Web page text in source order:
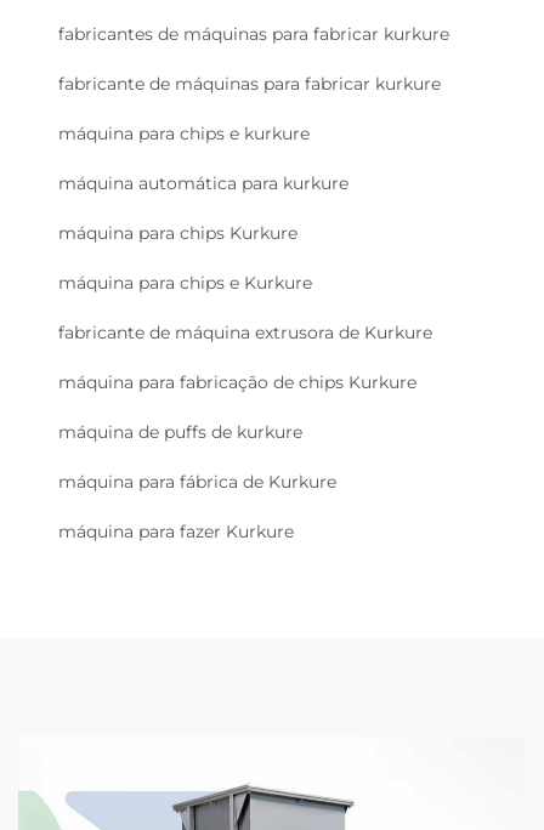
fabricantes de máquinas para fabricar kurkure
fabricante de máquinas para fabricar kurkure
máquina para chips e kurkure
máquina automática para kurkure
máquina para chips Kurkure
máquina para chips e Kurkure
fabricante de máquina extrusora de Kurkure
máquina para fabricação de chips Kurkure
máquina de puffs de kurkure
máquina para fábrica de Kurkure
máquina para fazer Kurkure